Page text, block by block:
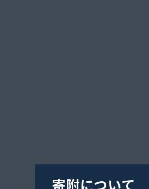
寄附について